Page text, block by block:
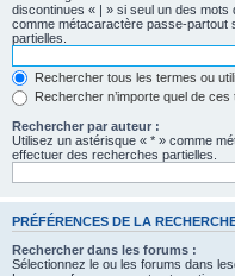
discontinues « | » si seul un des
comme métacaractère passe-partout
partielles.
Rechercher tous les termes ou
Rechercher n’importe quel de ces
Rechercher par auteur :
Utilisez un astérisque « * » comme
effectuer des recherches partielles.
PRÉFÉRENCES DE LA
Rechercher dans les forums :
Sélectionnez le ou les forums dans